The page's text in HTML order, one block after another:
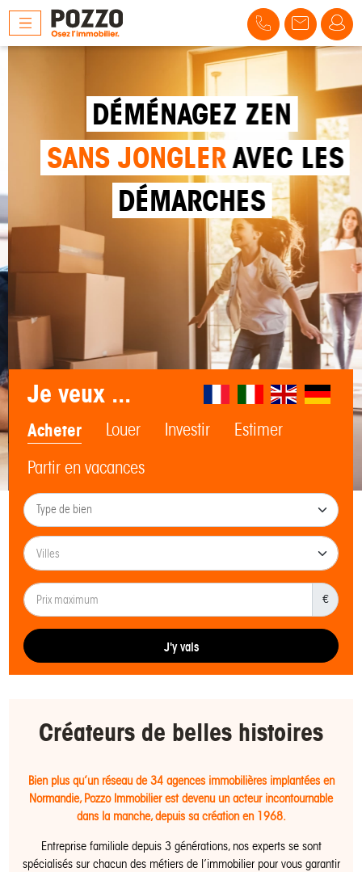
DÉMÉNAGEZ ZEN
SANS JONGLERAVEC LES
DÉMARCHES
Je veux ...
Acheter Louer Investir
Estimer
Partir en vacances
€
J'y vais
Créateurs de belles histoires
Bien plus qu’un réseau de 34 agences immobilières implantées en
Normandie, Pozzo Immobilier est devenu un acteur incontournable
dans la manche, depuis sa création en 1968.
Entreprise familiale depuis 3 générations, nos experts se sont
spécialisés sur chacun des métiers de l’immobilier pour vous garantir